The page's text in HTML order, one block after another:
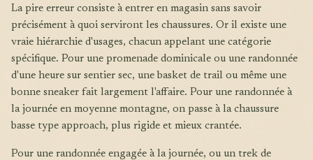
La pire erreur consiste à entrer en magasin sans savoir
précisément à quoi serviront les chaussures. Or il existe une
vraie hiérarchie d'usages, chacun appelant une catégorie
spécifique. Pour une promenade dominicale ou une randonnée
d'une heure sur sentier sec, une basket de trail ou même une
bonne sneaker fait largement l'affaire. Pour une randonnée à
la journée en moyenne montagne, on passe à la chaussure
basse type approach, plus rigide et mieux crantée.
Pour une randonnée engagée à la journée, ou un trek de